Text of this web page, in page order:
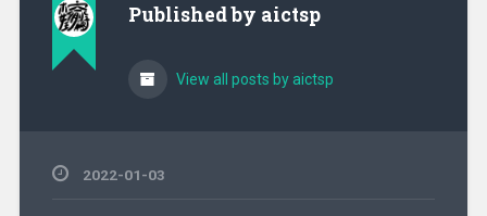
Published by aictsp
View all posts by aictsp
2022-01-03